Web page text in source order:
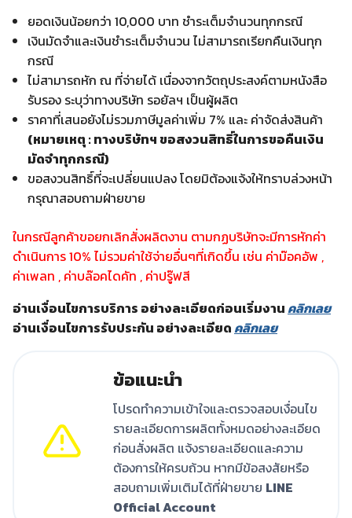
ยอดเงินน้อยกว่า 10,000 บาท ชำระเต็มจำนวนทุกกรณี
เงินมัดจำและเงินชำระเต็มจำนวน ไม่สามารถเรียกคืนเงินทุก
กรณี
ไม่สามารถหัก ณ ที่จ่ายได้ เนื่องจากวัตถุประสงค์ตามหนังสือ
รับรอง ระบุว่าทางบริษัท รอยัลฯ เป็นผู้ผลิต
ราคาที่เสนอยังไม่รวมภาษีมูลค่าเพิ่ม 7% และ ค่าจัดส่งสินค้า
(หมายเหตุ : ทางบริษัทฯ ขอสงวนสิทธิ์ในการขอคืนเงิน
มัดจำทุกกรณี)
ขอสงวนสิทธิ์ที่จะเปลี่ยนแปลง โดยมิต้องแจ้งให้ทราบล่วงหน้า
กรุณาสอบถามฝ่ายขาย
ในกรณีลูกค้าขอยกเลิกสั่งผลิตงาน ตามกฏบริษัทจะมีการหักค่า
ดำเนินการ 10% ไม่รวมค่าใช้จ่ายอื่นๆที่เกิดขึ้น เช่น ค่าม๊อคอัพ ,
ค่าเพลท , ค่าบล๊อคไดคัท , ค่าปรู๊ฟสี
อ่านเงื่อนไขการบริการ อย่างละเอียดก่อนเริ่มงานคลิกเลย
อ่านเงื่อนไขการรับประกัน อย่างละเอียดคลิกเลย
ข้อแนะนำ
โปรดทำความเข้าใจและตรวจสอบเงื่อนไข
รายละเอียดการผลิตทั้งหมดอย่างละเอียด
ก่อนสั่งผลิต แจ้งรายละเอียดและความ
ต้องการให้ครบถ้วน หากมีข้อสงสัยหรือ
สอบถามเพิ่มเติมได้ที่ฝ่ายขาย LINE
Official Account